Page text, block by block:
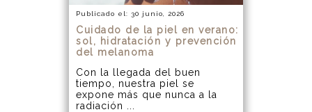
Publicado el: 30 junio, 2026
Cuidado de la piel en verano:
sol, hidratación y prevención
del melanoma
Con la llegada del buen
tiempo, nuestra piel se
expone más que nunca a la
radiación ...